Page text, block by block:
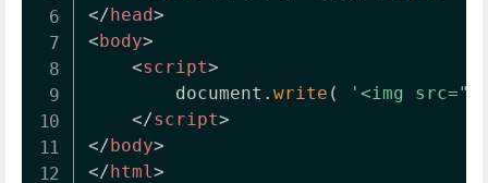
</head>
<body>
<script>
		document
. write (
'<img
</script>
</body>
</html>